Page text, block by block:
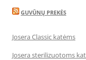
GUVŪNŲ PREKĖS
Josera Classic katėms
Josera sterilizuotoms